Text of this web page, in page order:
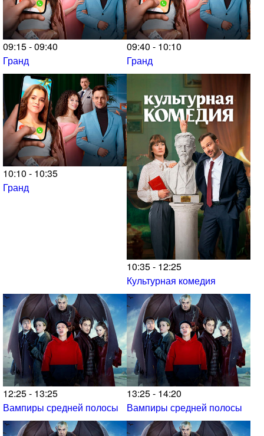
09:15 - 09:40
Гранд
09:40 - 10:10
Гранд
10:10 - 10:35
Гранд
10:35 - 12:25
Культурная комедия
12:25 - 13:25
Вампиры средней полосы
13:25 - 14:20
Вампиры средней полосы